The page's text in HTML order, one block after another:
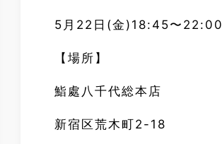
5月22日(金)18:45〜22:00
【場所】
鮨處八千代総本店
新宿区荒木町2-18